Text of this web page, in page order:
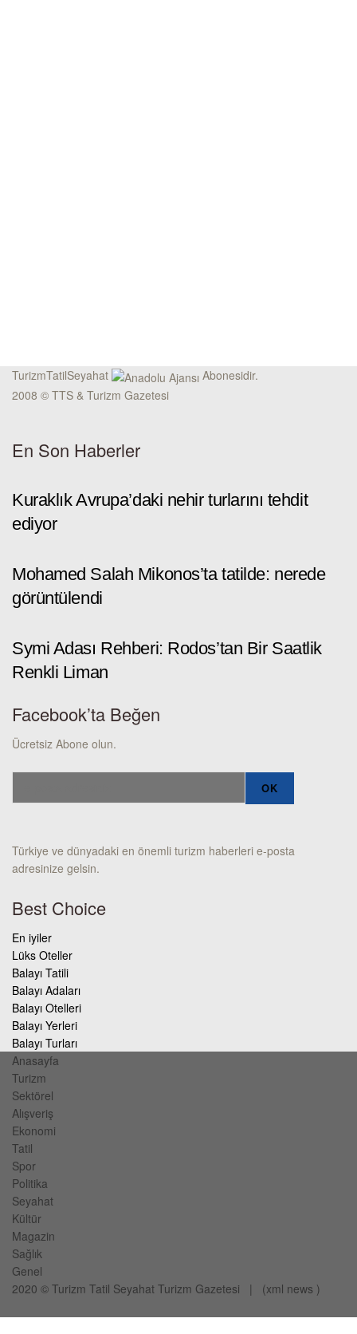
TurizmTatilSeyahat
Abonesidir.
2008 © TTS & Turizm Gazetesi
En Son Haberler
Kuraklık Avrupa’daki nehir turlarını tehdit
ediyor
Mohamed Salah Mikonos’ta tatilde: nerede
görüntülendi
Symi Adası Rehberi: Rodos’tan Bir Saatlik
Renkli Liman
Facebook’ta Beğen
Ücretsiz Abone olun.
Türkiye ve dünyadaki en önemli turizm haberleri e-posta
adresinize gelsin.
Best Choice
En iyiler
Lüks Oteller
Balayı Tatili
Balayı Adaları
Balayı Otelleri
Balayı Yerleri
Balayı Turları
Anasayfa
Turizm
Sektörel
Alışveriş
Ekonomi
Tatil
Spor
Politika
Seyahat
Kültür
Magazin
Sağlık
Genel
2020 © Turizm Tatil Seyahat Turizm Gazetesi | (xml news )